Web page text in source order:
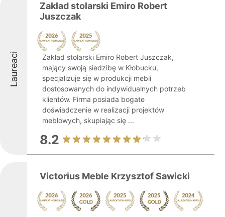
Laureaci
Zakład stolarski Emiro Robert
Juszczak
Zakład stolarski Emiro Robert Juszczak,
mający swoją siedzibę w Kłobucku,
specjalizuje się w produkcji mebli
dostosowanych do indywidualnych potrzeb
klientów. Firma posiada bogate
doświadczenie w realizacji projektów
meblowych, skupiając się ...
8.2
Victorius Meble Krzysztof Sawicki